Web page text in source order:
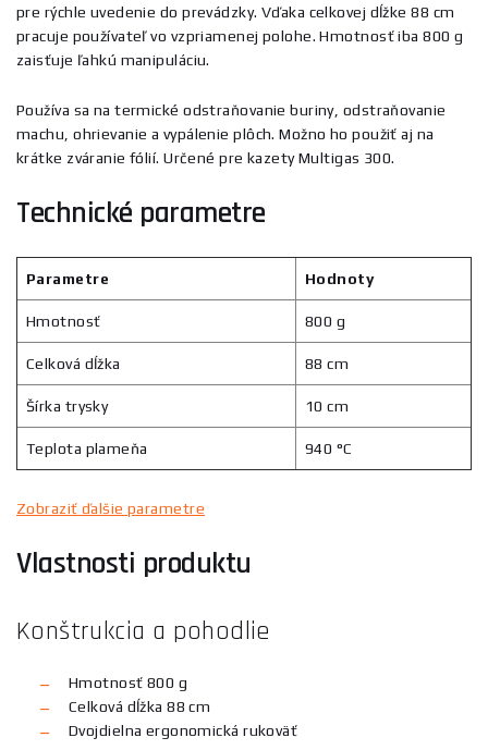
pre rýchle uvedenie do prevádzky. Vďaka celkovej dĺžke 88 cm
pracuje používateľ vo vzpriamenej polohe. Hmotnosť iba 800 g
zaisťuje ľahkú manipuláciu.
Používa sa na termické odstraňovanie buriny, odstraňovanie
machu, ohrievanie a vypálenie plôch. Možno ho použiť aj na
krátke zváranie fólií. Určené pre kazety Multigas 300.
Technické parametre
Parametre Hodnoty
Hmotnosť 800 g
Celková dĺžka 88 cm
Šírka trysky 10 cm
Teplota plameňa 940 °C
Zobraziť ďalšie parametre
Vlastnosti produktu
Konštrukcia a pohodlie
Hmotnosť 800 g
Celková dĺžka 88 cm
Dvojdielna ergonomická rukoväť